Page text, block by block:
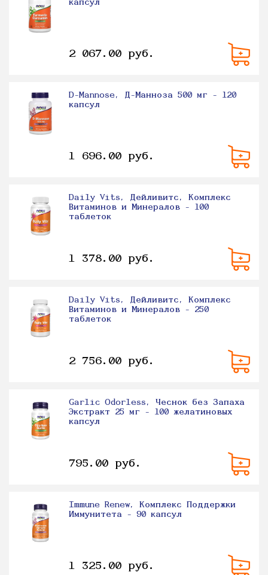
капсул
2 067.00 руб.
D-Mannose, Д-Манноза 500 мг - 120
капсул
1 696.00 руб.
Daily Vits, Дейливитс, Комплекс
Витаминов и Минералов - 100
таблеток
1 378.00 руб.
Daily Vits, Дейливитс, Комплекс
Витаминов и Минералов - 250
таблеток
2 756.00 руб.
Garlic Odorless, Чеснок без Запаха
Экстракт 25 мг - 100 желатиновых
капсул
795.00 руб.
Immune Renew, Комплекс Поддержки
Иммунитета - 90 капсул
1 325.00 руб.